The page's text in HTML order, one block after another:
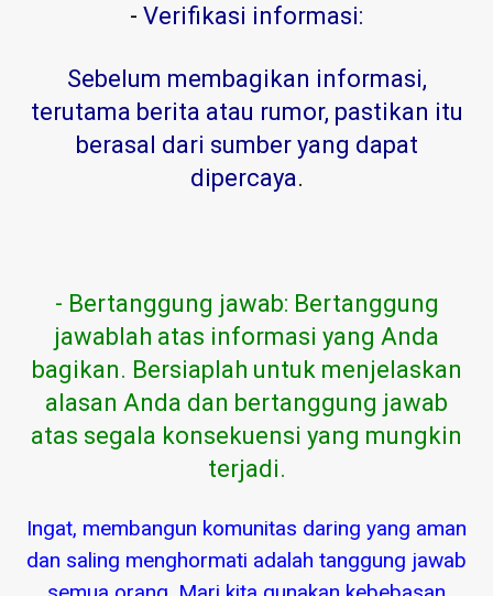
- Verifikasi informasi:
Sebelum membagikan informasi,
terutama berita atau rumor, pastikan itu
berasal dari sumber yang dapat
dipercaya.
- Bertanggung jawab: Bertanggung
jawablah atas informasi yang Anda
bagikan. Bersiaplah untuk menjelaskan
alasan Anda dan bertanggung jawab
atas segala konsekuensi yang mungkin
terjadi.
Ingat, membangun komunitas daring yang aman
dan saling menghormati adalah tanggung jawab